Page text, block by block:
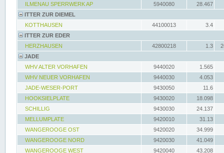
ILMENAU SPERRWERK AP
5940080
28.467
ITTER ZUR DIEMEL
KOTTHAUSEN
44100013
3.4
ITTER ZUR EDER
HERZHAUSEN
42800218 1.3
JADE
WHV ALTER VORHAFEN
9440020
1.565
WHV NEUER VORHAFEN
9440030
4.053
JADE-WESER-PORT
9430050
11.6
HOOKSIELPLATE
9430020
18.098
SCHILLIG
9430030
24.137
MELLUMPLATE
9420010
31.13
WANGEROOGE OST
9420020
34.999
WANGEROOGE NORD
9420030
41.049
WANGEROOGE WEST
9420040
43.208